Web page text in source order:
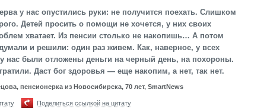
у нас опустились руки: не получится поехать. Слишком
Детей просить о помощи не хочется, у них своих
хватает. Из пенсии столько не накопишь… А потом
и решили: один раз живем. Как, наверное, у всех
нас были отложены деньги на черный день, на похороны.
Даст бог здоровья — еще накопим, а нет, так нет.
пенсионерка из Новосибирска, 70 лет, SmartNews
Поделиться ссылкой на цитату